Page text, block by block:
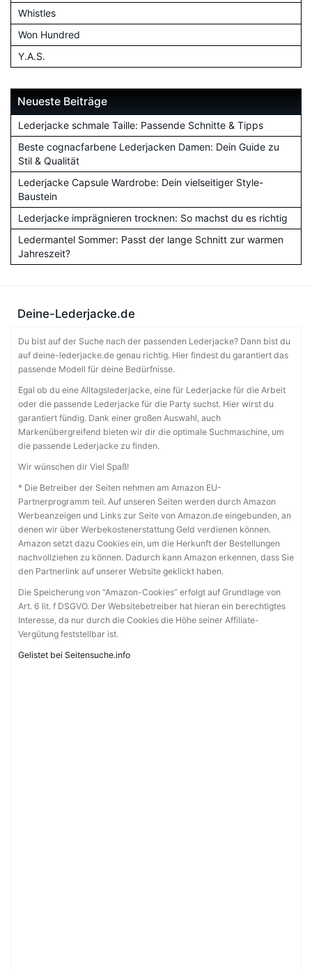
Whistles
Won Hundred
Y.A.S.
Neueste Beiträge
Lederjacke schmale Taille: Passende Schnitte & Tipps
Beste cognacfarbene Lederjacken Damen: Dein Guide zu
Stil & Qualität
Lederjacke Capsule Wardrobe: Dein vielseitiger Style-
Baustein
Lederjacke imprägnieren trocknen: So machst du es richtig
Ledermantel Sommer: Passt der lange Schnitt zur warmen
Jahreszeit?
Deine-Lederjacke.de
Du bist auf der Suche nach der passenden Lederjacke? Dann bist du
auf deine-lederjacke.de genau richtig. Hier findest du garantiert das
passende Modell für deine Bedürfnisse.
Egal ob du eine Alltagslederjacke, eine für Lederjacke für die Arbeit
oder die passende Lederjacke für die Party suchst. Hier wirst du
garantiert fündig. Dank einer großen Auswahl, auch
Markenübergreifend bieten wir dir die optimale Suchmaschine, um
die passende Lederjacke zu finden.
Wir wünschen dir Viel Spaß!
* Die Betreiber der Seiten nehmen am Amazon EU-
Partnerprogramm teil. Auf unseren Seiten werden durch Amazon
Werbeanzeigen und Links zur Seite von Amazon.de eingebunden, an
denen wir über Werbekostenerstattung Geld verdienen können.
Amazon setzt dazu Cookies ein, um die Herkunft der Bestellungen
nachvollziehen zu können. Dadurch kann Amazon erkennen, dass Sie
den Partnerlink auf unserer Website geklickt haben.
Die Speicherung von “Amazon-Cookies” erfolgt auf Grundlage von
Art. 6 lit. f DSGVO. Der Websitebetreiber hat hieran ein berechtigtes
Interesse, da nur durch die Cookies die Höhe seiner Affiliate-
Vergütung feststellbar ist.
Gelistet bei Seitensuche.info